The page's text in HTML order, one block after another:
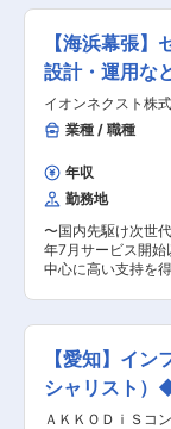
整し、リモート中
暇・ライフサポー
に取得でき、育児
じた制度あり ・副
でも実際に取り組
ョブ型制度に基づ
■当社で得られる
全社のセキュリテ
く経験。既にでき
0からの体制づく
ュリティやゼロト
置づけられた経営
す ・デジタル本部
提案・実行する経
ルという社会イン
ュリティ課題に向き合えます
務全般
ュリティなど成長
ー認定資格取得支
ワーク中心のハイブ
要： 海外製ネット
ニカルサポートを
対応だけでなく、
託先管理、サービ
ど、サポートサー
ンです。 ■具体的には： ・Palo Alto、Juniper、
Aruba製品のテクニカルサポ
調査、切り分け、エス
度案件への技術支援 ・委託先の管理、品質コント
ロール ・運用設計、業務改善の企画・推進 ・新
サービスの企画、
はサブリーダーと
す。将来的にはテ
Networks ・HPE
りがい： ◎最先端
高められる Palo
SASEやZTNAなど
【海浜幕張
設計・運用な
G
イオンネクスト株
業種 / 職種
年収
勤務地
〜国内先駆け次世
年7月サービス開始
中心に高い支持を
ションとなります。 ■具体的には： ・
as Code(SaC) ・
の設計や運用 ・
への一次対応 ・脆
・開発者用のID管
当社について： ◇
【愛知】イ
シャリスト）
構築
ＡＫＫＯＤｉＳコ